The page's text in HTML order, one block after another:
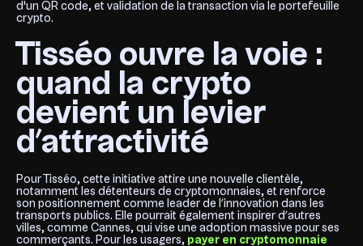
d'un QR code, et validation de la transaction via le portefeuille
crypto.
Tisséo ouvre la voie :
quand la crypto
devient un levier
d’attractivité
Pour Tisséo, cette initiative attire une nouvelle clientèle,
notamment les détenteurs de cryptomonnaies, et renforce
son positionnement comme leader de l’innovation dans les
transports publics. Elle pourrait également inspirer d’autres
villes, comme Cannes, qui vise une adoption massive pour ses
commerçants. Pour les usagers, payer en cryptomonnaie